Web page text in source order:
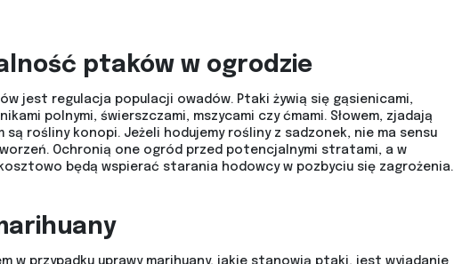
ptaków w ogrodzie
jest regulacja populacji owadów. Ptaki żywią się gąsienicami,
polnymi, świerszczami, mszycami czy ćmami. Słowem, zjadają
rośliny konopi. Jeżeli hodujemy rośliny z sadzonek, nie ma sensu
Ochronią one ogród przed potencjalnymi stratami, a w
będą wspierać starania hodowcy w pozbyciu się zagrożenia.
w przypadku uprawy marihuany, jakie stanowią ptaki, jest wyjadanie